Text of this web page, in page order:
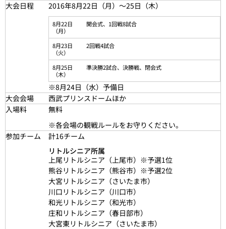
大会日程
2016年8月22日（月）～25日（木）
8月22日
（月）
開会式、1回戦8試合
8月23日
（火）
2回戦4試合
8月25日
（木）
準決勝2試合、決勝戦、閉会式
※8月24日（水）予備日
大会会場
西武プリンスドームほか
入場料
無料
※各会場の観戦ルールをお守りください。
参加チーム
計16チーム
リトルシニア所属
上尾リトルシニア（上尾市）※予選1位
熊谷リトルシニア（熊谷市）※予選2位
大宮リトルシニア（さいたま市）
川口リトルシニア（川口市）
和光リトルシニア（和光市）
庄和リトルシニア（春日部市）
大宮東リトルシニア（さいたま市）